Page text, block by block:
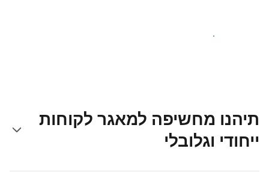
צאו לדרך עוד היום
תיהנו מחשיפה למאגר לקוחות
ייחודי וגלובלי